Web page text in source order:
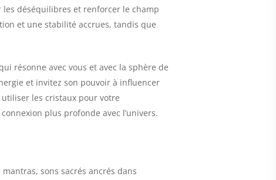
déséquilibres et renforcer le champ
et une stabilité accrues, tandis que
résonne avec vous et avec la sphère de
et invitez son pouvoir à influencer
les cristaux pour votre
plus profonde avec l’univers.
sons sacrés ancrés dans